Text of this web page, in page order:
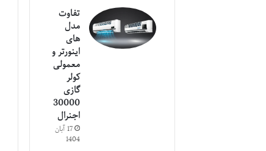
تفاوت
مدل
های
اینورتر و
معمولی
کولر
گازی
30000
اجنرال
17 آبان
1404